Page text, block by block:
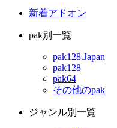
新着アドオン
pak別一覧
pak128.Japan
pak128
pak64
その他のpak
ジャンル別一覧